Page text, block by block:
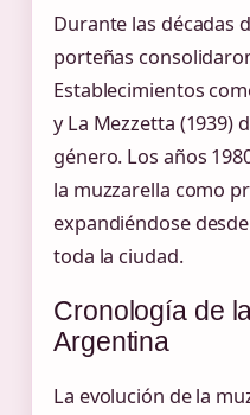
Durante las décadas
porteñas
Establecimientos
y La Mezzetta (1939)
género. Los años
la muzzarella como
expandiéndose
toda la ciudad.
Cronología de
Argentina
La evolución de la